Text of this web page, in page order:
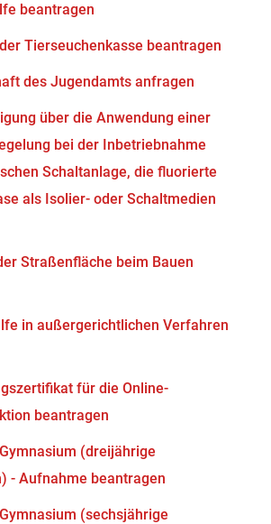
beantragen
Tierseuchenkasse beantragen
des Jugendamts anfragen
über die Anwendung einer
bei der Inbetriebnahme
Schaltanlage, die fluorierte
als Isolier- oder Schaltmedien
Straßenfläche beim Bauen
in außergerichtlichen Verfahren
für die Online-
beantragen
(dreijährige
- Aufnahme beantragen
(sechsjährige